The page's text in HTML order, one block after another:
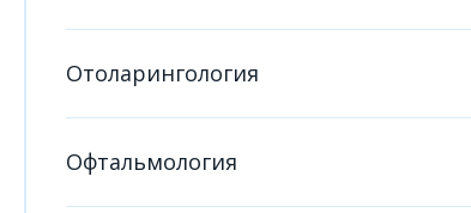
Отоларингология
Офтальмология